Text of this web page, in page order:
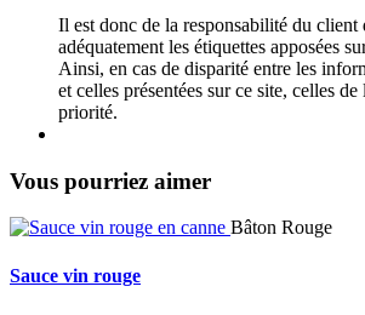
Il est donc de la responsabilité du client
adéquatement les étiquettes apposées
Ainsi, en cas de disparité entre les
et celles présentées sur ce site, celles
priorité.
Vous pourriez aimer
Bâton Rouge
Sauce vin rouge